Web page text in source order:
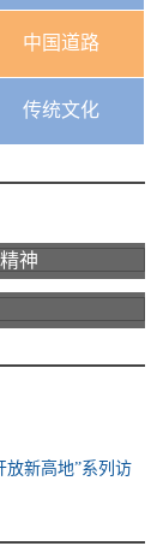
中国道路
传统文化
神
放新高地”系列访